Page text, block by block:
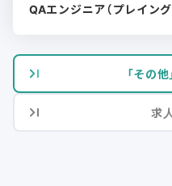
QAエンジニア（プレイン
「その
求